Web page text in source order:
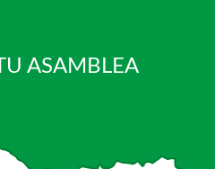
ASAMBLEA